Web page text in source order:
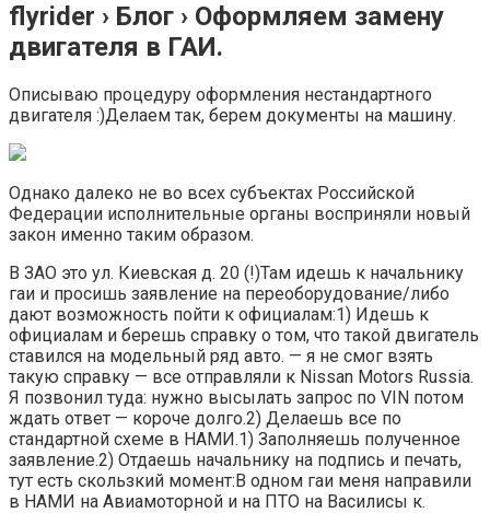
flyrider › Блог › Оформляем замену
двигателя в ГАИ.
Описываю процедуру оформления нестандартного
двигателя :)Делаем так, берем документы на машину.
Однако далеко не во всех субъектах Российской
Федерации исполнительные органы восприняли новый
закон именно таким образом.
В ЗАО это ул. Киевская д. 20 (!)Там идешь к начальнику
гаи и просишь заявление на переоборудование/либо
дают возможность пойти к официалам:1) Идешь к
официалам и берешь справку о том, что такой двигатель
ставился на модельный ряд авто. — я не смог взять
такую справку — все отправляли к Nissan Motors Russia.
Я позвонил туда: нужно высылать запрос по VIN потом
ждать ответ — короче долго.2) Делаешь все по
стандартной схеме в НАМИ.1) Заполняешь полученное
заявление.2) Отдаешь начальнику на подпись и печать,
тут есть скользкий момент:В одном гаи меня направили
в НАМИ на Авиамоторной и на ПТО на Василисы к.